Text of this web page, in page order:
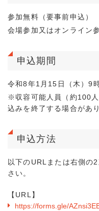
参加無料（要事前申込）
会場参加又はオンライン
申込期間
令和8年1月15日（木）9
※収容可能人員（約100
込みを終了する場合があ
申込方法
以下のURLまたは右側の
さい。
【URL】
https://forms.gle/